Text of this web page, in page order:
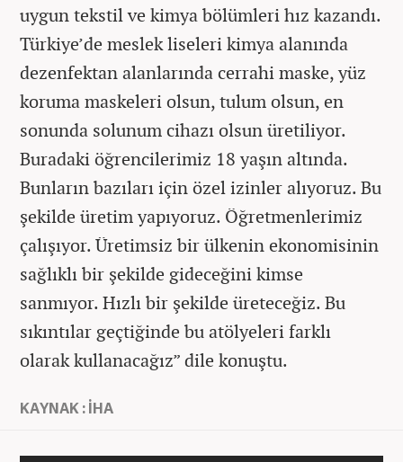
uygun tekstil ve kimya bölümleri hız kazandı.
Türkiye’de meslek liseleri kimya alanında
dezenfektan alanlarında cerrahi maske, yüz
koruma maskeleri olsun, tulum olsun, en
sonunda solunum cihazı olsun üretiliyor.
Buradaki öğrencilerimiz 18 yaşın altında.
Bunların bazıları için özel izinler alıyoruz. Bu
şekilde üretim yapıyoruz. Öğretmenlerimiz
çalışıyor. Üretimsiz bir ülkenin ekonomisinin
sağlıklı bir şekilde gideceğini kimse
sanmıyor. Hızlı bir şekilde üreteceğiz. Bu
sıkıntılar geçtiğinde bu atölyeleri farklı
olarak kullanacağız” dile konuştu.
KAYNAK : İHA